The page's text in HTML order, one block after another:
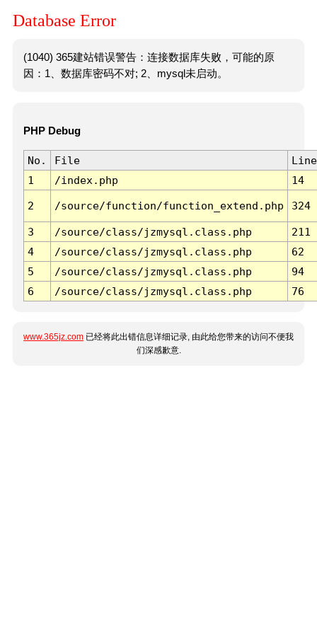
Database Error
(1040) 365建站错误警告：连接数据库失败，可能的原
因：1、数据库密码不对; 2、mysql未启动。
PHP Debug
No. File
Line
1
/index.php 14
2 /source/function/function_extend.php 324
3 /source/class/jzmysql.class.php
211
4
/source/class/jzmysql.class.php
62
5
/source/class/jzmysql.class.php
94
6
/source/class/jzmysql.class.php 76
www.365jz.com 已经将此出错信息详细记录, 由此给您带来的访问不便我
们深感歉意.